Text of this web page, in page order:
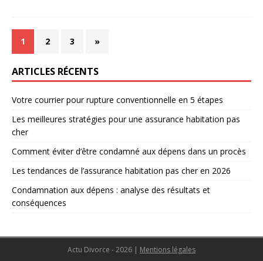
1 2 3 »
ARTICLES RÉCENTS
Votre courrier pour rupture conventionnelle en 5 étapes
Les meilleures stratégies pour une assurance habitation pas
cher
Comment éviter d’être condamné aux dépens dans un procès
Les tendances de l’assurance habitation pas cher en 2026
Condamnation aux dépens : analyse des résultats et
conséquences
Actu Divorce - 2026 Mentions légales